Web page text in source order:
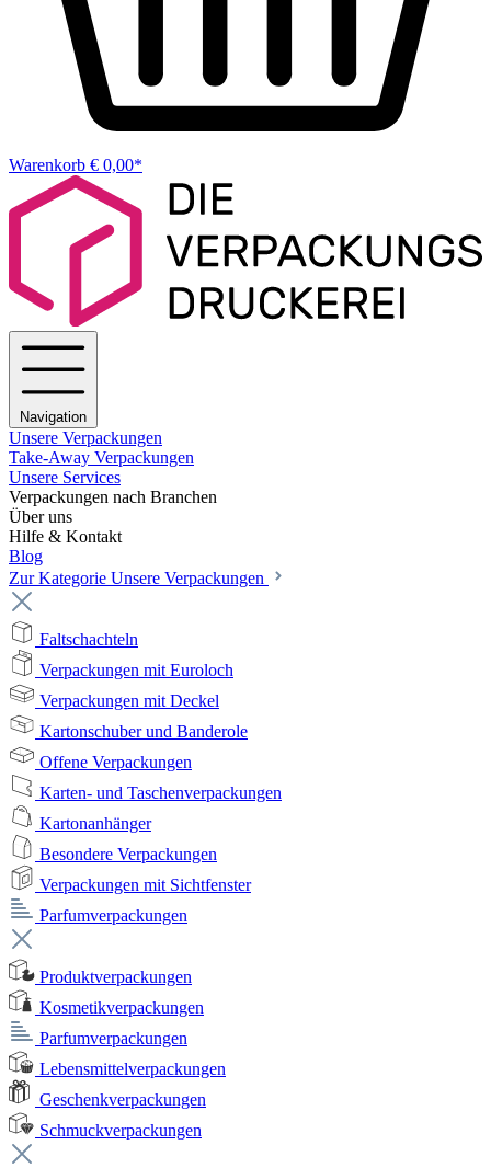
Warenkorb € 0,00*
Navigation
Unsere Verpackungen
Take-Away Verpackungen
Unsere Services
Verpackungen nach Branchen
Über uns
Hilfe & Kontakt
Blog
Zur Kategorie Unsere Verpackungen
Faltschachteln
Verpackungen mit Euroloch
Verpackungen mit Deckel
Kartonschuber und Banderole
Offene Verpackungen
Karten- und Taschenverpackungen
Kartonanhänger
Besondere Verpackungen
Verpackungen mit Sichtfenster
Parfumverpackungen
Produktverpackungen
Kosmetikverpackungen
Parfumverpackungen
Lebensmittelverpackungen
Geschenkverpackungen
Schmuckverpackungen